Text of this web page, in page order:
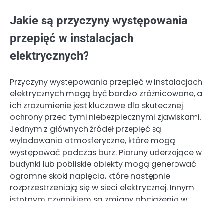
Jakie są przyczyny występowania
przepięć w instalacjach
elektrycznych?
Przyczyny występowania przepięć w instalacjach
elektrycznych mogą być bardzo zróżnicowane, a
ich zrozumienie jest kluczowe dla skutecznej
ochrony przed tymi niebezpiecznymi zjawiskami.
Jednym z głównych źródeł przepięć są
wyładowania atmosferyczne, które mogą
występować podczas burz. Pioruny uderzające w
budynki lub pobliskie obiekty mogą generować
ogromne skoki napięcia, które następnie
rozprzestrzeniają się w sieci elektrycznej. Innym